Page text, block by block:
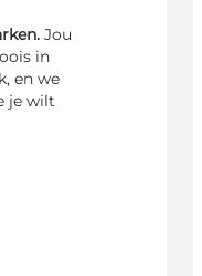
Jou
in
en we
je wilt